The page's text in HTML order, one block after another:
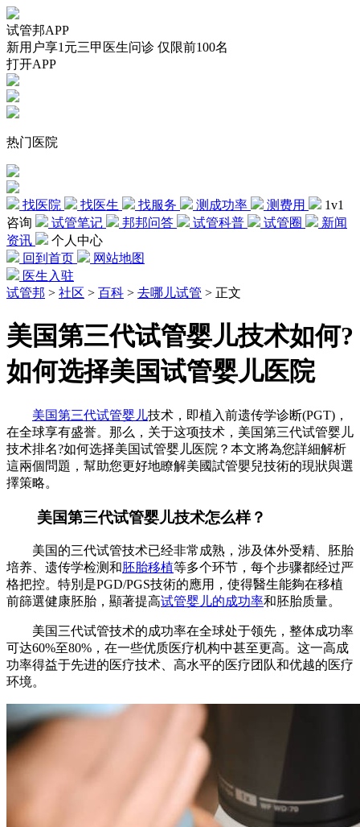
试管邦APP
新用户享1元三甲医生问诊 仅限前100名
打开APP
热门医院
找医院 找医生 找服务 测成功率 测费用
1v1
咨询
试管笔记 邦邦问答 试管科普 试管圈
新闻
资讯
个人中心
回到首页
网站地图
医生入驻
试管邦 > 社区 > 百科 > 去哪儿试管 > 正文
美国第三代试管婴儿技术如何?
如何选择美国试管婴儿医院
美国第三代试管婴儿技术，即植入前遗传学诊断(PGT)，
在全球享有盛誉。那么，关于这项技术，美国第三代试管婴儿
技术排名?如何选择美国试管婴儿医院？本文將為您詳細解析
這兩個問題，幫助您更好地瞭解美國試管嬰兒技術的現狀與選
擇策略。
美国第三代试管婴儿技术怎么样？
美国的三代试管技术已经非常成熟，涉及体外受精、胚胎
培养、遗传学检测和胚胎移植等多个环节，每个步骤都经过严
格把控。特別是PGD/PGS技術的應用，使得醫生能夠在移植
前篩選健康胚胎，顯著提高试管婴儿的成功率和胚胎质量。
美国三代试管技术的成功率在全球处于领先，整体成功率
可达60%至80%，在一些优质医疗机构中甚至更高。这一高成
功率得益于先进的医疗技术、高水平的医疗团队和优越的医疗
环境。